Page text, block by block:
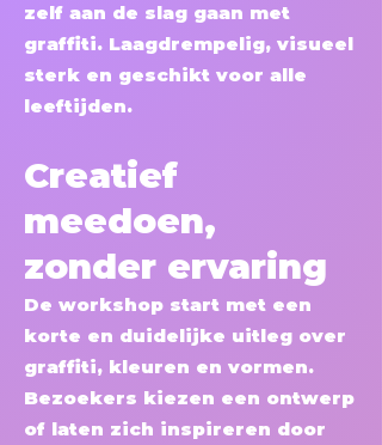
zelf aan de slag gaan met
graffiti. Laagdrempelig, visueel
sterk en geschikt voor alle
leeftijden.
Creatief
meedoen,
zonder ervaring
De workshop start met een
korte en duidelijke uitleg over
graffiti, kleuren en vormen.
Bezoekers kiezen een ontwerp
of laten zich inspireren door